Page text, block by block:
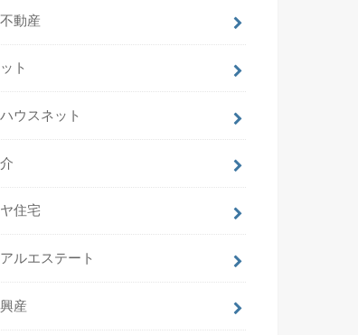
動産
ト
ウスネット
住宅
ルエステート
産